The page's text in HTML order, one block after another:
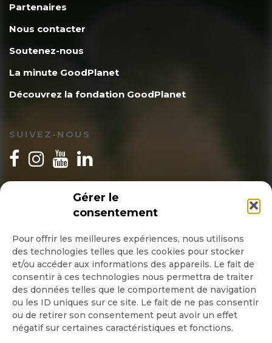
Gérer le
consentement
Pour offrir les meilleures expériences, nous utilisons
des technologies telles que les cookies pour stocker
et/ou accéder aux informations des appareils. Le fait de
consentir à ces technologies nous permettra de traiter
des données telles que le comportement de navigation
ou les ID uniques sur ce site. Le fait de ne pas consentir
ou de retirer son consentement peut avoir un effet
négatif sur certaines caractéristiques et fonctions.
Partenaires
Nous contacter
Soutenez-nous
La minute GoodPlanet
Découvrez la fondation GoodPlanet
SUIVEZ-NOUS
INSCRIPTION NEWSLETTER
Quotidienne
Hebdo
OK